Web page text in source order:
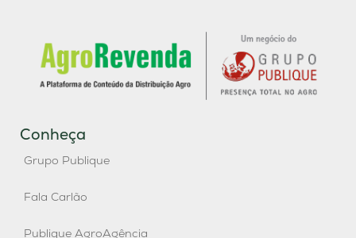
Conheça
Grupo Publique
Fala Carlão
Publique AgroAgência